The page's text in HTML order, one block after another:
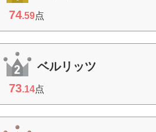
74.59点
ベルリッツ
73.14点